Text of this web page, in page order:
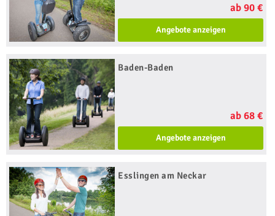
ab 90 €
Angebote anzeigen
Baden-Baden
ab 68 €
Angebote anzeigen
Esslingen am Neckar